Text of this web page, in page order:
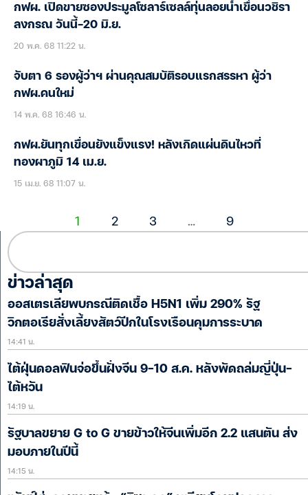
กฟผ. เปิดขายซองประมูลโซลาร์เซลล์ทุ่นลอยน้ำเขื่อนวชิรา
ลงกรณ วันนี้-20 มิ.ย.
20 พ.ค. 68 11:22 น.
จับตา 6 รองผู้ว่าฯ ผ่านคุณสมบัติรอบแรกสรรหา ผู้ว่า
กฟผ.คนใหม่
14 พ.ค. 68 16:46 น.
กฟผ.ยันทุกเขื่อนยังแข็งแรง! หลังเกิดแผ่นดินไหวที่
ทองผาภูมิ 14 เม.ย.
15 เม.ย. 68 11:07 น.
1 2 3 … 9
ข่าวล่าสุด
ออสเตรเลียพบกรณีติดเชื้อ H5N1 เพิ่ม 290% รัฐ
วิกตอเรียสั่งเลี้ยงสัตว์ปีกในโรงเรือนคุมการระบาด
14:41 น.
ไต้ฝุ่นดอลฟินจ่อขึ้นฝั่งจีน 9-10 ส.ค. หลังพัดถล่มญี่ปุ่น-
ไต้หวัน
14:19 น.
รัฐบาลขยาย G to G ขายข้าวให้จีนเพิ่มอีก 2.2 แสนตัน ส่ง
มอบภายในปีนี้
14:15 น.